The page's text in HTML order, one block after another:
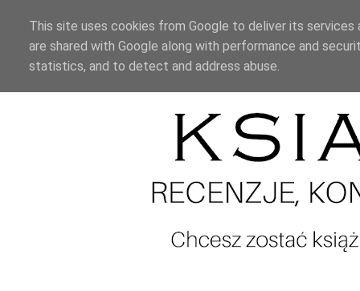
This site uses cookies from Google to deliver its
are shared with Google along with performance and
statistics, and to detect and address abuse.